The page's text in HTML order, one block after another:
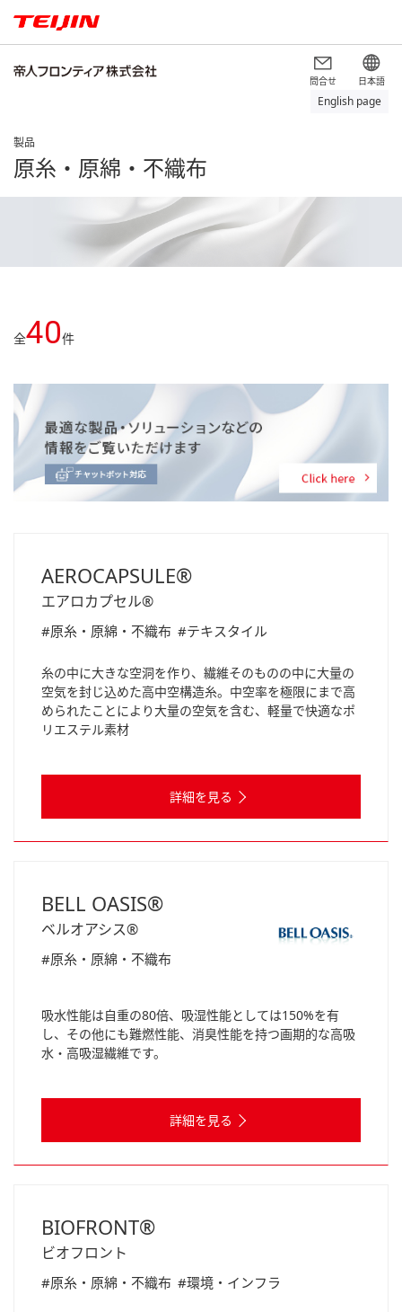
問合せ 日本語
English page
製品
原糸・原綿・不織布
全40件
AEROCAPSULE®
エアロカプセル®
#原糸・原綿・不織布 #テキスタイル
糸の中に大きな空洞を作り、繊維そのものの中に大量の
空気を封じ込めた高中空構造糸。中空率を極限にまで高
められたことにより大量の空気を含む、軽量で快適なポ
リエステル素材
詳細を見る
BELL OASIS®
ベルオアシス®
#原糸・原綿・不織布
吸水性能は自重の80倍、吸湿性能としては150%を有
し、その他にも難燃性能、消臭性能を持つ画期的な高吸
水・高吸湿繊維です。
詳細を見る
BIOFRONT®
ビオフロント
#原糸・原綿・不織布 #環境・インフラ